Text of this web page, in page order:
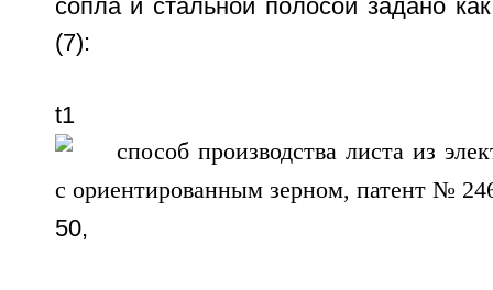
сопла и стальной полосой задано
(7):
t1
50,